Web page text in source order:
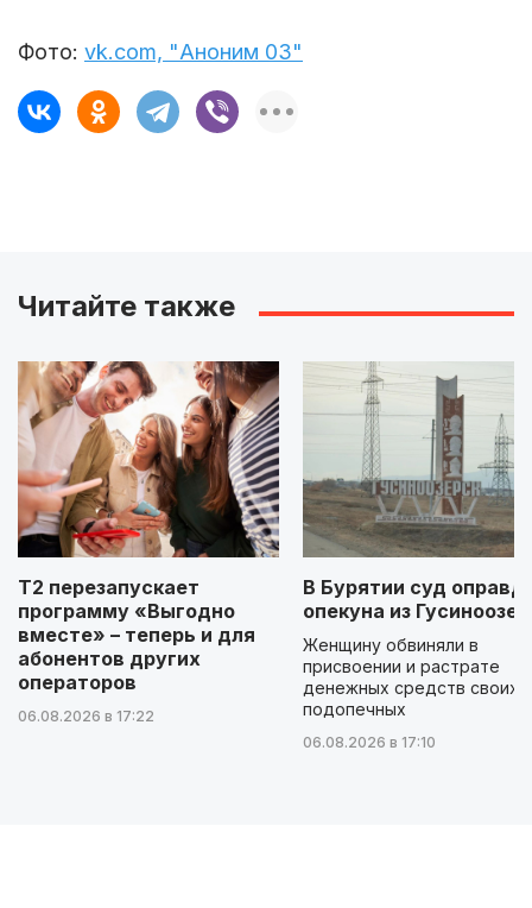
Фото: vk.com, "Аноним 03"
Читайте также
Т2 перезапускает
программу «Выгодно
вместе» – теперь и для
абонентов других
операторов
06.08.2026 в 17:22
В Бурятии суд
опекуна из
Женщину обвиняли в
присвоении и растрате
денежных средств своих
подопечных
06.08.2026 в 17:10